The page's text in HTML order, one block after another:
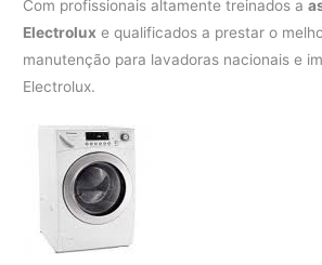
Com profissionais altamente treinados a
Electrolux e qualificados a prestar o
manutenção para lavadoras nacionais e
Electrolux.